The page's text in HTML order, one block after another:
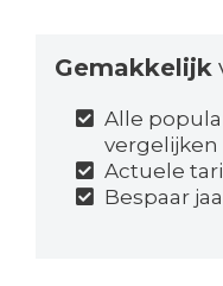
Gemakkelijk
Alle
vergelijken
Actuele
Bespaar